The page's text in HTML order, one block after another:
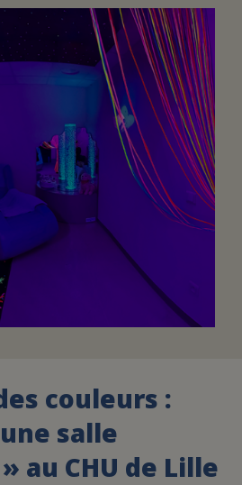
FAIRE UN DON
ESPACE PRESSE
DEVENIR
UN PETIT PRINCE
couleurs :
salle
au CHU de Lille